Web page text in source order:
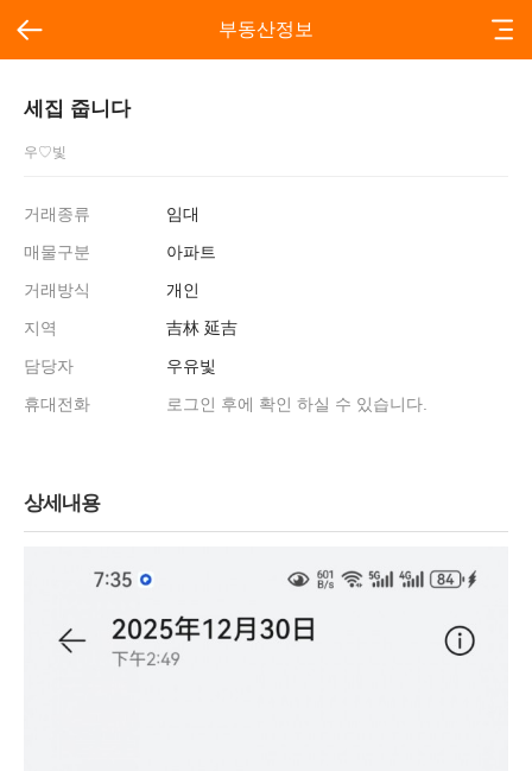
부동산정보
세집 줍니다
우♡빛
거래종류
임대
매물구분
아파트
거래방식
개인
지역
吉林 延吉
담당자
우유빛
휴대전화
로그인 후에 확인 하실 수 있습니다.
상세내용